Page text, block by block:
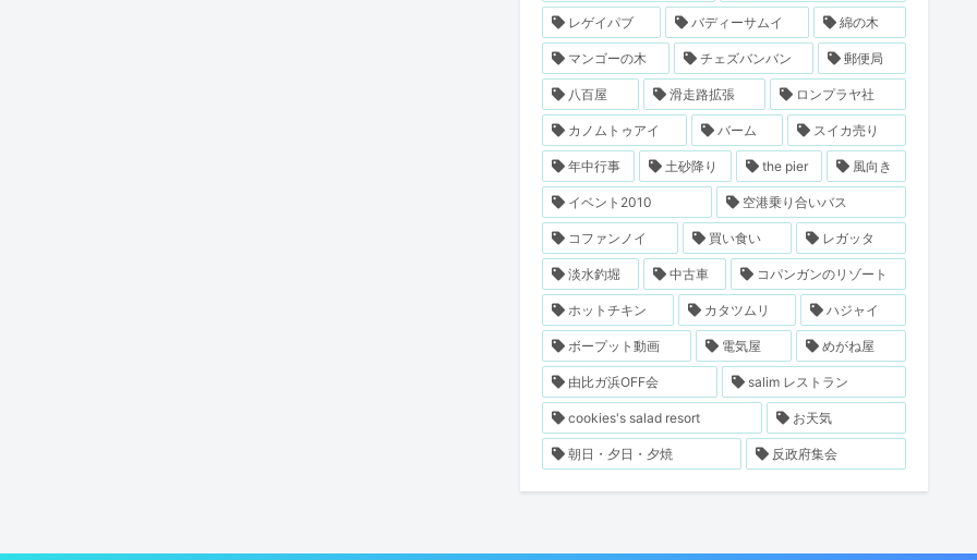
レゲイパブ バディーサムイ 綿の木
マンゴーの木 チェズバンバン 郵便局
八百屋 滑走路拡張 ロンプラヤ社
カノムトゥアイ バーム スイカ売り
年中行事 土砂降り the pier 風向き
イベント2010 空港乗り合いバス
コファンノイ 買い食い レガッタ
淡水釣堀 中古車 コパンガンのリゾート
ホットチキン カタツムリ ハジャイ
ボープット動画 電気屋 めがね屋
由比ガ浜OFF会 salim レストラン
cookies's salad resort お天気
朝日・夕日・夕焼 反政府集会